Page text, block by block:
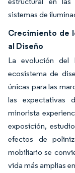
sistemas de
Crecimiento de
al Diseño
La evolución
ecosistema de
únicas para las
las expectativas
minorista
exposición,
efectos de
mobiliario se
vida más amplias